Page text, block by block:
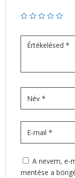
A nevem, e-
mentése a